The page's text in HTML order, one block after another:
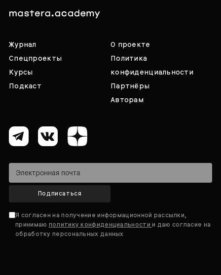
Журнал
Спецпроекты
Курсы
Подкаст
О проекте
Политика
конфиденциальности
Партнёры
Авторам
Подписаться
Я согласен на получение информационной рассылки,
принимаю политику конфиденциальностии даю согласие на
обработку персональных данных